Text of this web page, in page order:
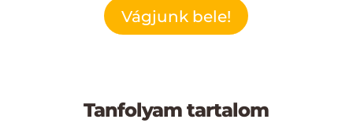
Vágjunk bele!
Tanfolyam tartalom